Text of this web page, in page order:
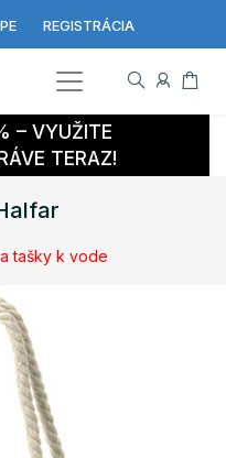
REGISTRÁCIA
– VYUŽITE
TERAZ!
tašky k vode